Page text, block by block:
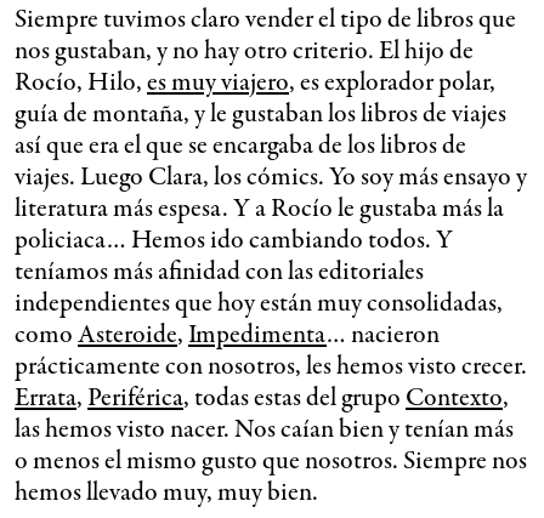
Siempre tuvimos claro vender el tipo de libros que
nos gustaban, y no hay otro criterio. El hijo de
Rocío, Hilo,es muy viajero, es explorador polar,
guía de montaña, y le gustaban los libros de viajes
así que era el que se encargaba de los libros de
viajes. Luego Clara, los cómics. Yo soy más ensayo y
literatura más espesa. Y a Rocío le gustaba más la
policiaca… Hemos ido cambiando todos. Y
teníamos más afinidad con las editoriales
independientes que hoy están muy consolidadas,
comoAsteroide, Impedimenta… nacieron
prácticamente con nosotros, les hemos visto crecer.
Errata, Periférica, todas estas del grupo Contexto,
las hemos visto nacer. Nos caían bien y tenían más
o menos el mismo gusto que nosotros. Siempre nos
hemos llevado muy, muy bien.